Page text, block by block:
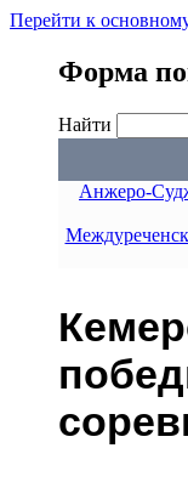
Перейти к
Форма
Найти
Анжеро-
Междуреченск